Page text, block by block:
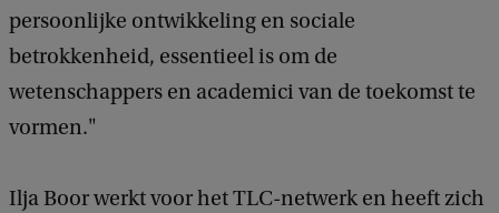
persoonlijke ontwikkeling en sociale
betrokkenheid, essentieel is om de
wetenschappers en academici van de toekomst te
vormen."
Ilja Boor werkt voor het TLC-netwerk en heeft zich